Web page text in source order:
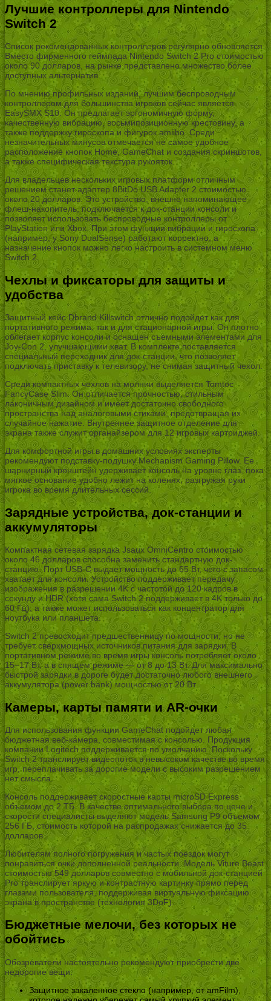
Лучшие контроллеры для Nintendo
Switch 2
Список рекомендованных контроллеров регулярно обновляется.
Вместо фирменного геймпада Nintendo Switch 2 Pro стоимостью
около 90 долларов, на рынке представлено множество более
доступных альтернатив.
По мнению профильных изданий, лучшим беспроводным
контроллером для большинства игроков сейчас является
EasySMX S10. Он предлагает эргономичную форму,
качественную вибрацию, восьмипозиционную крестовину, а
также поддержку гироскопа и фигурок amiibo. Среди
незначительных минусов отмечается не самое удобное
расположение кнопок Home, GameChat и создания скриншотов,
а также специфическая текстура рукояток.
Для владельцев нескольких игровых платформ отличным
решением станет адаптер 8BitDo USB Adapter 2 стоимостью
около 20 долларов. Это устройство, внешне напоминающее
флеш-накопитель, подключается к док-станции консоли и
позволяет использовать беспроводные контроллеры от
PlayStation или Xbox. При этом функции вибрации и гироскопа
(например, у Sony DualSense) работают корректно, а
назначение кнопок можно легко настроить в системном меню
Switch 2.
Чехлы и фиксаторы для защиты и
удобства
Защитный кейс Dbrand Killswitch отлично подойдет как для
портативного режима, так и для стационарной игры. Он плотно
облегает корпус консоли и оснащен съемными элементами для
Joy-Con 2, улучшающими хват. В комплекте поставляется
специальный переходник для док-станции, что позволяет
подключать приставку к телевизору, не снимая защитный чехол.
Среди компактных чехлов на молнии выделяется Tomtoc
FancyCase Slim. Он отличается прочностью, стильным
лаконичным дизайном и имеет достаточно свободного
пространства над аналоговыми стиками, предотвращая их
случайное нажатие. Внутреннее защитное отделение для
экрана также служит органайзером для 12 игровых картриджей.
Для комфортной игры в домашних условиях эксперты
рекомендуют подставку-подушку Mechanism Gaming Pillow. Ее
шарнирный кронштейн удерживает консоль на уровне глаз, пока
мягкое основание удобно лежит на коленях, разгружая руки
игрока во время длительных сессий.
Зарядные устройства, док-станции и
аккумуляторы
Компактная сетевая зарядка Jsaux OmniCentro стоимостью
около 46 долларов способна заменить стандартную док-
станцию. Порт USB-C выдает мощность до 65 Вт, чего с запасом
хватает для консоли. Устройство поддерживает передачу
изображения в разрешении 4K с частотой до 120 кадров в
секунду и HDR (хотя сама Switch 2 поддерживает в 4K только до
60 Гц), а также может использоваться как концентратор для
ноутбука или планшета.
Switch 2 превосходит предшественницу по мощности, но не
требует сверхмощных источников питания для зарядки. В
портативном режиме во время игры консоль потребляет около
15–17 Вт, а в спящем режиме — от 8 до 13 Вт. Для максимально
быстрой зарядки в дороге будет достаточно любого внешнего
аккумулятора (power bank) мощностью от 20 Вт.
Камеры, карты памяти и AR-очки
Для использования функции GameChat подойдет любая
бюджетная веб-камера, совместимая с консолью. Продукция
компании Logitech поддерживается по умолчанию. Поскольку
Switch 2 транслирует видеопоток в невысоком качестве во время
игр, переплачивать за дорогие модели с высоким разрешением
нет смысла.
Консоль поддерживает скоростные карты microSD Express
объемом до 2 ТБ. В качестве оптимального выбора по цене и
скорости специалисты выделяют модель Samsung P9 объемом
256 ГБ, стоимость которой на распродажах снижается до 35
долларов.
Любителям полного погружения и частых поездок могут
понравиться очки дополненной реальности. Модель Viture Beast
стоимостью 549 долларов совместно с мобильной док-станцией
Pro транслирует яркую и контрастную картинку прямо перед
глазами пользователя, поддерживая виртуальную фиксацию
экрана в пространстве (технология 3DoF).
Бюджетные мелочи, без которых не
обойтись
Обозреватели настоятельно рекомендуют приобрести две
недорогие вещи:
Защитное закаленное стекло (например, от amFilm),